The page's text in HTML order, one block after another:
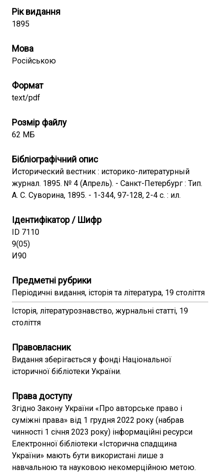
Рік видання
1895
Мова
Російською
Формат
text/pdf
Розмір файлу
62 МБ
Бібліографічний опис
Исторический вестник : историко-литературный
журнал. 1895. № 4 (Апрель). - Санкт-Петербург : Тип.
А. С. Суворина, 1895. - 1-344, 97-128, 2-4 c. : ил.
Ідентифікатор / Шифр
ID 7110
9(05)
И90
Предметні рубрики
Періодичні видання, історія та література, 19 століття
Історія, літературознавство, журнальні статті, 19
століття
Правовласник
Видання зберігається у фонді Національної
історичної бібліотеки України.
Права доступу
Згідно Закону України «Про авторське право і
суміжні права» від 1 грудня 2022 року (набрав
чинності 1 січня 2023 року) інформаційні ресурси
Електронної бібліотеки «Історична спадщина
України» мають бути використані лише з
навчальною та науковою некомерційною метою.